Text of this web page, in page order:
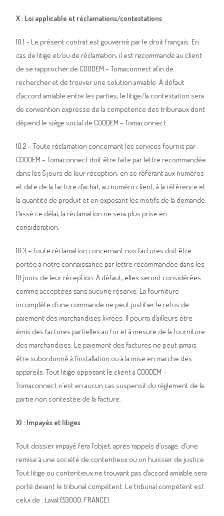
X : Loi applicable et réclamations/contestations
10.1 – Le présent contrat est gouverné par le droit français. En
cas de litige et/ou de réclamation, il est recommandé au client
de se rapprocher de COODEM – Tomaconnect afin de
rechercher et de trouver une solution amiable. À défaut
d’accord amiable entre les parties, le litige/la contestation sera
de convention expresse de la compétence des tribunaux dont
dépend le siège social de COODEM – Tomaconnect.
10.2 – Toute réclamation concernant les services fournis par
COODEM – Tomaconnect doit être faite par lettre recommandée
dans les 5 jours de leur réception, en se référant aux numéros
et date de la facture d’achat, au numéro client, à la référence et
la quantité de produit et en exposant les motifs de la demande.
Passé ce délai, la réclamation ne sera plus prise en
considération.
10.3 – Toute réclamation concernant nos factures doit être
portée à notre connaissance par lettre recommandée dans les
10 jours de leur réception. A défaut, elles seront considérées
comme acceptées sans aucune réserve. La fourniture
incomplète d’une commande ne peut justifier le refus de
paiement des marchandises livrées. Il pourra d’ailleurs être
émis des factures partielles au fur et à mesure de la fourniture
des marchandises. Le paiement des factures ne peut jamais
être subordonné à l’installation ou à la mise en marche des
appareils. Tout litige opposant le client à COODEM –
Tomaconnect n’est en aucun cas suspensif du règlement de la
partie non contestée de la facture.
XI : Impayés et litiges
Tout dossier impayé fera l’objet, après rappels d’usage, d’une
remise à une société de contentieux ou un huissier de justice.
Tout litige ou contentieux ne trouvant pas d’accord amiable sera
porté devant le tribunal compétent. Le tribunal compétent est
celui de : Laval (53000, FRANCE).